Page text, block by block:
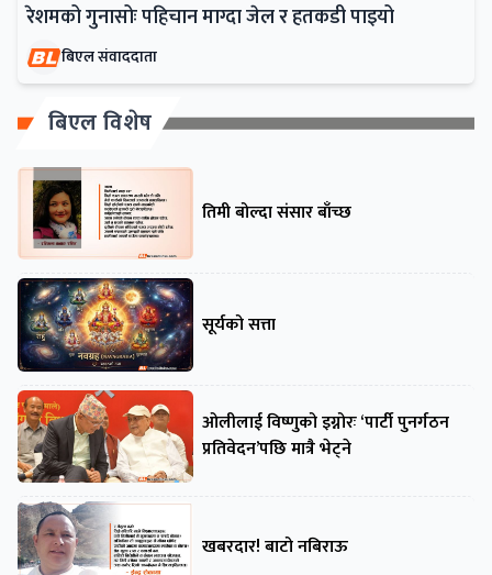
रेशमको गुनासोः पहिचान माग्दा जेल र हतकडी पाइयो
बिएल संवाददाता
बिएल विशेष
तिमी बोल्दा संसार बाँच्छ
सूर्यको सत्ता
ओलीलाई विष्णुको इग्नोरः ‘पार्टी पुनर्गठन
प्रतिवेदन’पछि मात्रै भेट्ने
खबरदार! बाटो नबिराऊ